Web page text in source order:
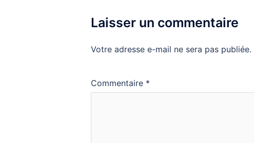
Laisser un commentaire
Votre adresse e-mail ne sera pas publiée.
Commentaire *